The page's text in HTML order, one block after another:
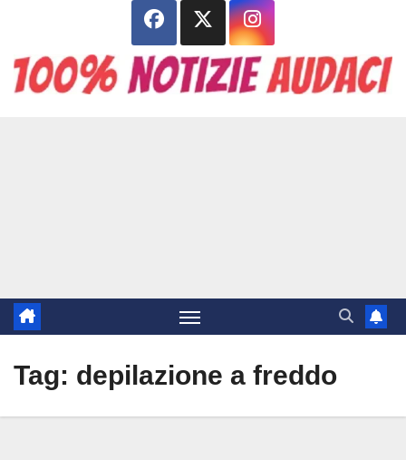
contenuto
Tag: depilazione a freddo